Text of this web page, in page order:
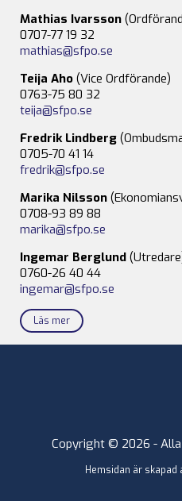
Mathias Ivarsson
0707-77 19 32
mathias@sfpo.se
Teija Aho (Vice Ordförande)
0763-75 80 32
teija@sfpo.se
Fredrik Lindberg
0705-70 41 14
fredrik@sfpo.se
Marika Nilsson
0708-93 89 88
marika@sfpo.se
Ingemar Berglund
0760-26 40 44
ingemar@sfpo.se
Läs mer
Copyright © 2026 -
Hemsidan är skapad